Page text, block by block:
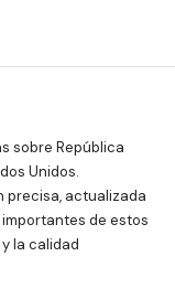
sobre República
Unidos.
precisa, actualizada
de estos
la calidad